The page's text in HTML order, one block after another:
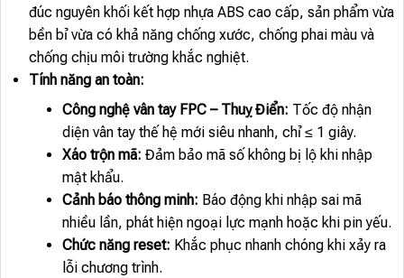
đúc nguyên khối kết hợp nhựa ABS cao cấp, sản phẩm vừa
bền bỉ vừa có khả năng chống xước, chống phai màu và
chống chịu môi trường khắc nghiệt.
Tính năng an toàn:
Công nghệ vân tay FPC – Thuỵ Điển: Tốc độ nhận
diện vân tay thế hệ mới siêu nhanh, chỉ ≤ 1 giây.
Xáo trộn mã: Đảm bảo mã số không bị lộ khi nhập
mật khẩu.
Cảnh báo thông minh: Báo động khi nhập sai mã
nhiều lần, phát hiện ngoại lực mạnh hoặc khi pin yếu.
Chức năng reset: Khắc phục nhanh chóng khi xảy ra
lỗi chương trình.